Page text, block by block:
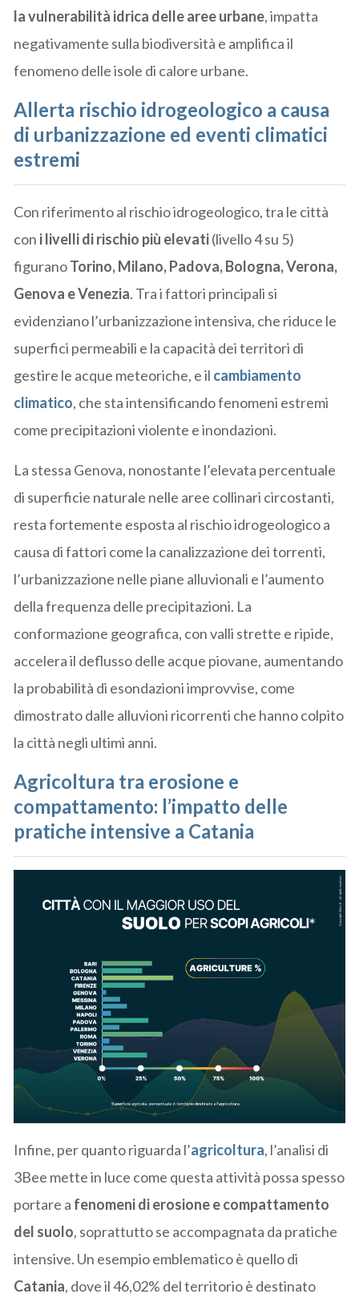
la vulnerabilità idrica delle aree urbane, impatta
negativamente sulla biodiversità e amplifica il
fenomeno delle isole di calore urbane.
Allerta rischio idrogeologico a causa
di urbanizzazione ed eventi climatici
estremi
Con riferimento al rischio idrogeologico, tra le città
con i livelli di rischio più elevati(livello 4 su 5)
figuranoTorino, Milano, Padova, Bologna, Verona,
Genova e Venezia. Tra i fattori principali si
evidenziano l’urbanizzazione intensiva, che riduce le
superfici permeabili e la capacità dei territori di
gestire le acque meteoriche, e il cambiamento
climatico, che sta intensificando fenomeni estremi
come precipitazioni violente e inondazioni.
La stessa Genova, nonostante l’elevata percentuale
di superficie naturale nelle aree collinari circostanti,
resta fortemente esposta al rischio idrogeologico a
causa di fattori come la canalizzazione dei torrenti,
l’urbanizzazione nelle piane alluvionali e l’aumento
della frequenza delle precipitazioni. La
conformazione geografica, con valli strette e ripide,
accelera il deflusso delle acque piovane, aumentando
la probabilità di esondazioni improvvise, come
dimostrato dalle alluvioni ricorrenti che hanno colpito
la città negli ultimi anni.
Agricoltura tra erosione e
compattamento: l’impatto delle
pratiche intensive a Catania
Infine, per quanto riguarda l’agricoltura, l’analisi di
3Bee mette in luce come questa attività possa spesso
portare a fenomeni di erosione e compattamento
del suolo, soprattutto se accompagnata da pratiche
intensive. Un esempio emblematico è quello di
Catania, dove il 46,02% del territorio è destinato